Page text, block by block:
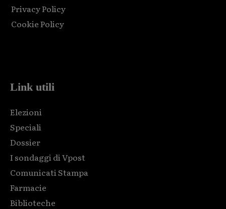
Privacy Policy
Cookie Policy
Link utili
Elezioni
Speciali
Dossier
I sondaggi di Vpost
Comunicati Stampa
Farmacie
Biblioteche